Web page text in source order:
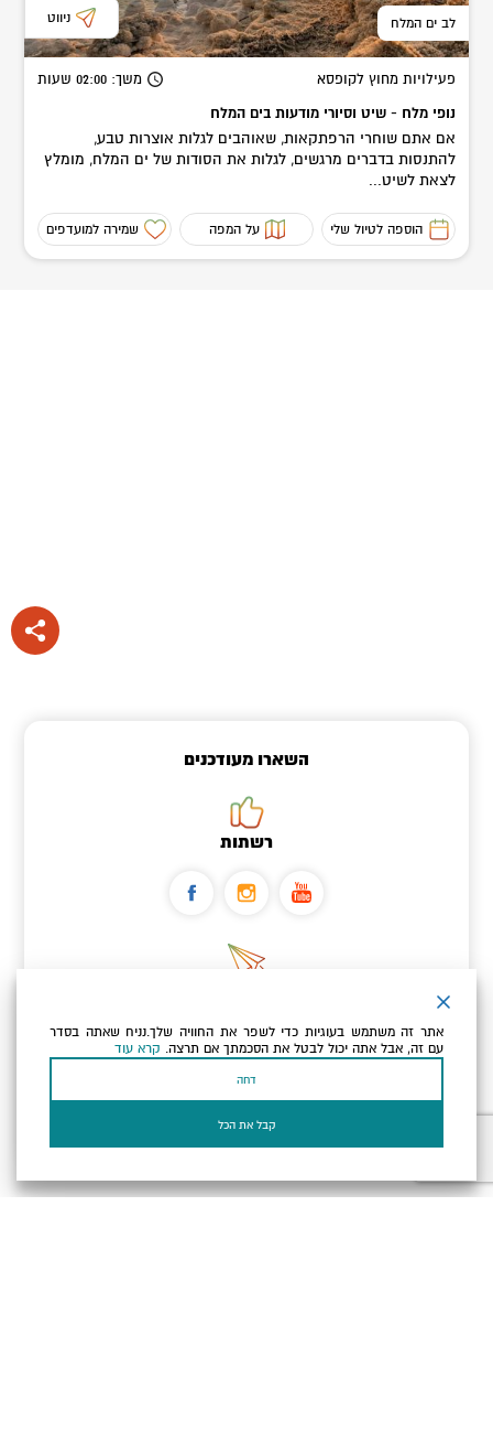
לב ים המלח ניווט
פעילויות מחוץ לקופסא משך: 02:00 שעות
נופי מלח - שיט וסיורי מודעות בים המלח
אם אתם שוחרי הרפתקאות, שאוהבים לגלות אוצרות טבע,
להתנסות בדברים מרגשים, לגלות את הסודות של ים המלח, מומלץ
לצאת לשיט...
הוספה לטיול שלי על המפה שמירה למועדפים
השארו מעודכנים
רשתות
כתובת הדוא"ל שלך
אני מאשר/ת שקראתי ומסכים/הלמדיניות הפרטיות ולמדיניות
אתר זה משתמש בעוגיות כדי לשפר את החוויה שלך.נניח שאתה בסדר
עם זה, אבל אתה יכול לבטל את הסכמתך אם תרצה. קרא עוד
דחה
קבל את הכל